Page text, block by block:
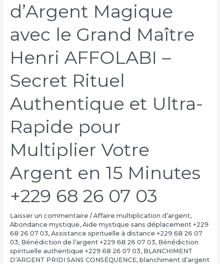
d’Argent Magique
avec le Grand Maître
Henri AFFOLABI –
Secret Rituel
Authentique et Ultra-
Rapide pour
Multiplier Votre
Argent en 15 Minutes
+229 68 26 07 03
Laisser un commentaire /Affaire multiplication d’argent,
Abondance mystique, Aide mystique sans déplacement +229
68 26 07 03, Assistance spirituelle à distance +229 68 26 07
03, Bénédiction de l’argent +229 68 26 07 03, Bénédiction
spirituelle authentique +229 68 26 07 03, BLANCHIMENT
D’ARGENT PRIDI SANS CONSÉQUENCE, blanchiment d’argent